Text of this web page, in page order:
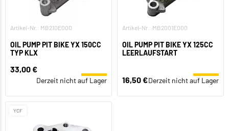
Artikel-Nr.: MB210E000
OIL PUMP PIT BIKE YX 150CC
TYP KLX
33,00 €
Derzeit nicht auf Lager
Artikel-Nr.: MB2001E000
OIL PUMP PIT BIKE YX 125CC
LEERLAUFSTART
16,50 €Derzeit nicht auf Lager
YCF